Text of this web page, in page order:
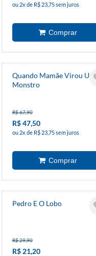
ou 2x de R$ 23,75 sem juros
Quando Mamãe Virou Um
Monstro
R$ 67,90
R$ 47,50
ou 2x de R$ 23,75 sem juros
Pedro E O Lobo
R$ 29,90
R$ 21,20